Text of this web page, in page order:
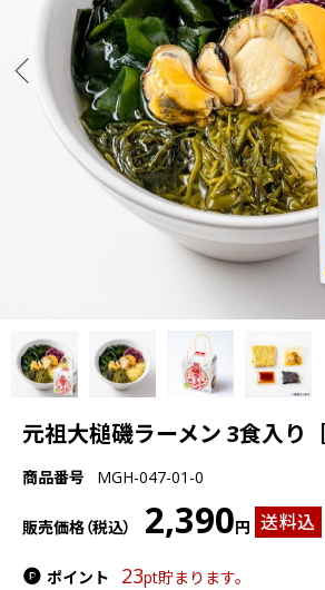
元祖大槌磯ラーメン 3食入り［
商品番号 MGH-047-01-0
販売価格（税込） 2,390円 送料込
ポイント 23pt貯まります。